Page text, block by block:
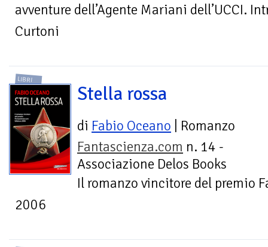
avventure dell’Agente Mariani dell’UCCI.
Curtoni
LIBRI
Stella rossa
di Fabio Oceano | Romanzo
Fantascienza.com n. 14 -
Associazione Delos Books
Il romanzo vincitore del premio
2006